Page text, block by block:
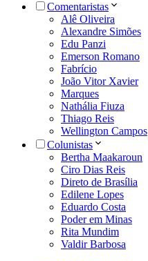
Comentaristas
Alê Oliveira
Alexandre Simões
Edu Panzi
Emerson Romano
Fabrício
João Vitor Xavier
Marques
Nathália Fiuza
Thiago Reis
Wellington Campos
Colunistas
Bertha Maakaroun
Ciro Dias Reis
Direto de Brasília
Edilene Lopes
Eduardo Costa
Poder em Minas
Rita Mundim
Valdir Barbosa